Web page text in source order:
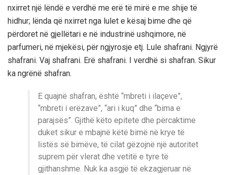
nxirret një lëndë e verdhë me erë të mirë e me shije të
hidhur; lënda që nxirret nga lulet e kësaj bime dhe që
përdoret në gjellëtari e në industrinë ushqimore, në
parfumeri, në mjekësi, për ngjyrosje etj. Lule shafrani. Ngjyrë
shafrani. Vaj shafrani. Erë shafrani. I verdhë si shafran. Sikur
ka ngrënë shafran.
E quajnë shafran, është “mbreti i ilaçeve”,
“mbreti i erëzave”, “ari i kuq” dhe “bima e
parajsës”. Gjithë këto epitete dhe përcaktime
duket sikur e mbajnë këtë bimë në krye të
listës së bimëve, të cilat gëzojnë një autoritet
suprem për vlerat dhe vetitë e tyre të
gjithanshme. Nuk ka asgjë të ekzagjeruar në